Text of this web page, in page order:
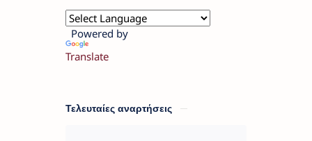
Powered by
Translate
Τελευταίες αναρτήσεις